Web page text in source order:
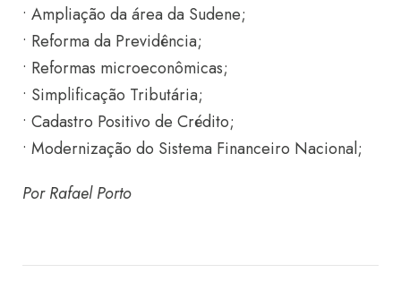
• Ampliação da área da Sudene;
• Reforma da Previdência;
• Reformas microeconômicas;
• Simplificação Tributária;
• Cadastro Positivo de Crédito;
• Modernização do Sistema Financeiro Nacional;
Por Rafael Porto